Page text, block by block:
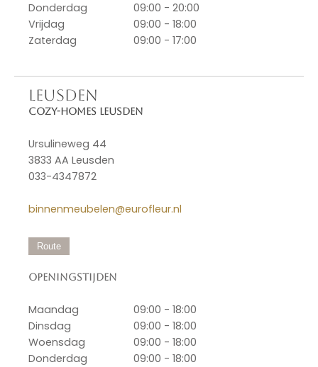
Donderdag
09:00 - 20:00
Vrijdag
09:00 - 18:00
Zaterdag
09:00 - 17:00
LEUSDEN
Cozy-Homes Leusden
Ursulineweg 44
3833 AA Leusden
033-4347872
binnenmeubelen@eurofleur.nl
Route
Openingstijden
Maandag
09:00 - 18:00
Dinsdag
09:00 - 18:00
Woensdag
09:00 - 18:00
Donderdag
09:00 - 18:00